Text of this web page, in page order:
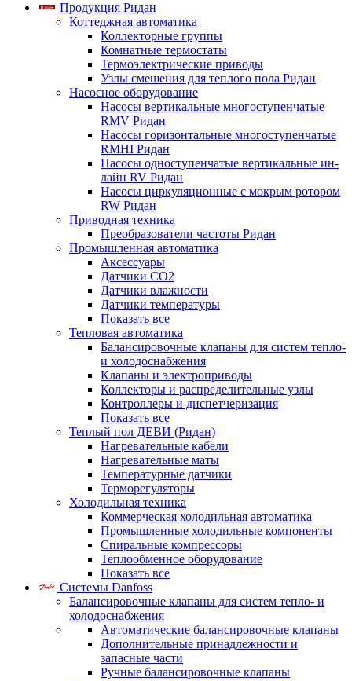
Продукция Ридан
Коттеджная автоматика
Коллекторные группы
Комнатные термостаты
Термоэлектрические приводы
Узлы смешения для теплого пола Ридан
Насосное оборудование
Насосы вертикальные многоступенчатые
RMV Ридан
Насосы горизонтальные многоступенчатые
RMHI Ридан
Насосы одноступенчатые вертикальные ин-
лайн RV Ридан
Насосы циркуляционные с мокрым ротором
RW Ридан
Приводная техника
Преобразователи частоты Ридан
Промышленная автоматика
Аксессуары
Датчики CO2
Датчики влажности
Датчики температуры
Показать все
Тепловая автоматика
Балансировочные клапаны для систем тепло-
и холодоснабжения
Клапаны и электроприводы
Коллекторы и распределительные узлы
Контроллеры и диспетчеризация
Показать все
Теплый пол ДЕВИ (Ридан)
Нагревательные кабели
Нагревательные маты
Температурные датчики
Терморегуляторы
Холодильная техника
Коммерческая холодильная автоматика
Промышленные холодильные компоненты
Спиральные компрессоры
Теплообменное оборудование
Показать все
Системы Danfoss
Балансировочные клапаны для систем тепло- и
холодоснабжения
Автоматические балансировочные клапаны
Дополнительные принадлежности и
запасные части
Ручные балансировочные клапаны